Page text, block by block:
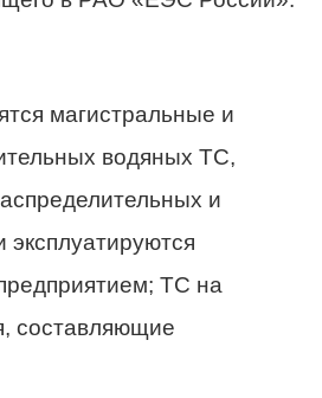
магистральные и
водяных ТС,
и
эксплуатируются
ТС на
составляющие